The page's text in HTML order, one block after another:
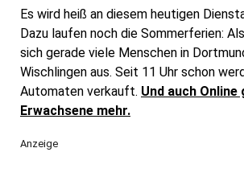
Es wird heiß an diesem heutigen
Dazu laufen noch die Sommerferien:
sich gerade viele Menschen in
Wischlingen aus. Seit 11 Uhr schon
Automaten verkauft. Und auch
Erwachsene mehr.
Anzeige